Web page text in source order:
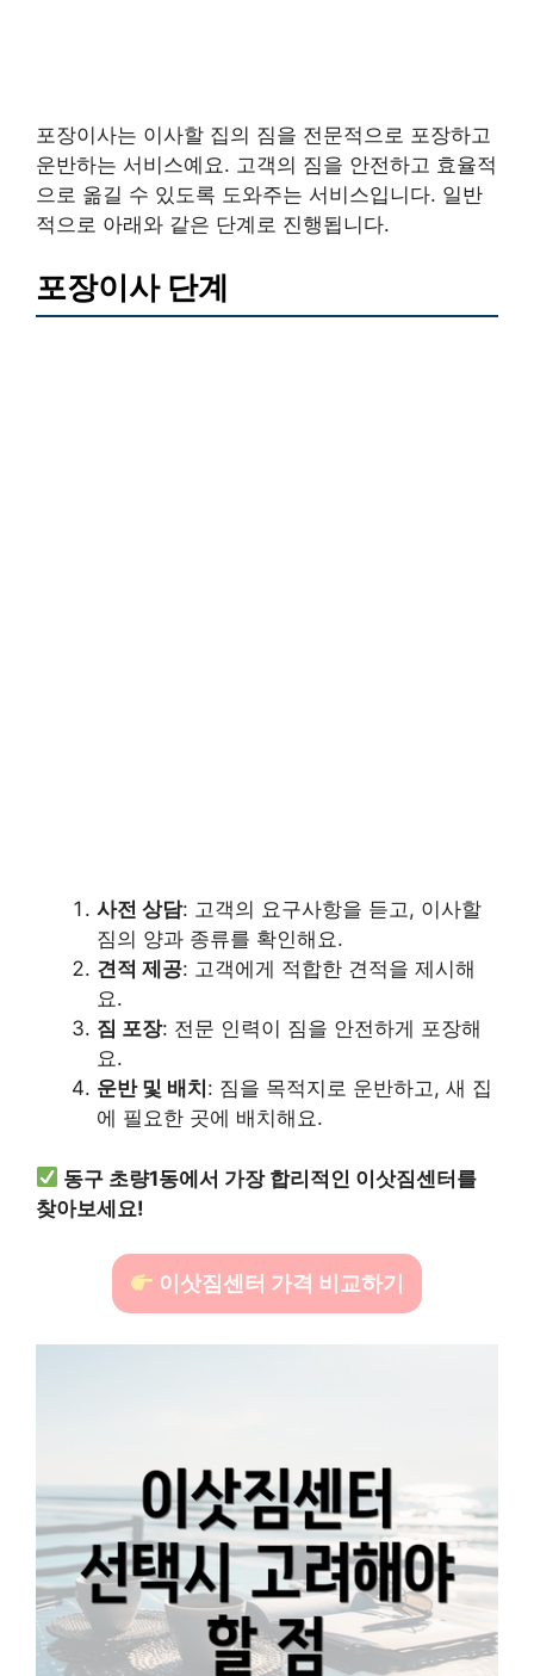
포장이사는 이사할 집의 짐을 전문적으로 포장하고
운반하는 서비스예요. 고객의 짐을 안전하고 효율적
으로 옮길 수 있도록 도와주는 서비스입니다. 일반
적으로 아래와 같은 단계로 진행됩니다.
포장이사 단계
사전 상담: 고객의 요구사항을 듣고, 이사할
짐의 양과 종류를 확인해요.
견적 제공: 고객에게 적합한 견적을 제시해
요.
짐 포장: 전문 인력이 짐을 안전하게 포장해
요.
운반 및 배치 : 짐을 목적지로 운반하고, 새 집
에 필요한 곳에 배치해요.
동구 초량1동에서 가장 합리적인 이삿짐센터를
찾아보세요!
이삿짐센터 가격 비교하기